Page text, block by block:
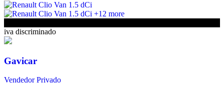
+12 more
iva discriminado
Gavicar
Vendedor Privado